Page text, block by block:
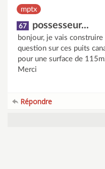
mptx
67 possesseur...
bonjour, je vais
question sur ces puits
pour une surface de
Merci
Répondre